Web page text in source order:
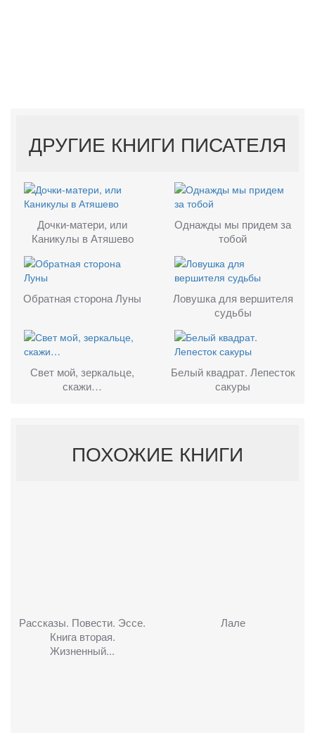
ДРУГИЕ КНИГИ ПИСАТЕЛЯ
Дочки-матери, или
Каникулы в Атяшево
Однажды мы придем за
тобой
Обратная сторона Луны
Ловушка для вершителя
судьбы
Свет мой, зеркальце,
скажи…
Белый квадрат. Лепесток
сакуры
ПОХОЖИЕ КНИГИ
Рассказы. Повести. Эссе.
Книга вторая.
Жизненный...
Лале